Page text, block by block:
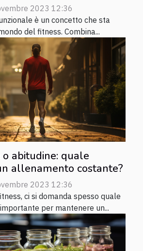
2023 12:36
è un concetto che sta
del fitness. Combina...
o abitudine: quale
allenamento costante?
2023 12:36
ci si domanda spesso quale
per mantenere un...